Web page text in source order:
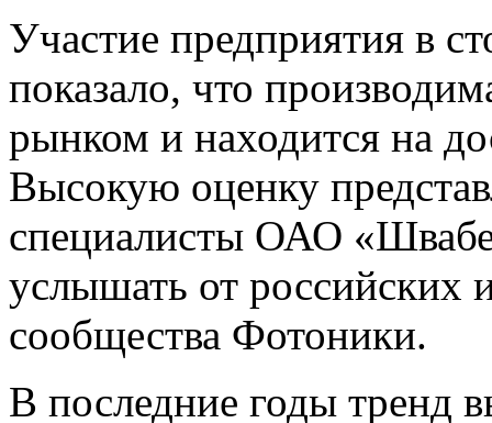
Участие предприятия в
показало, что
рынком и находится на
Высокую оценку
специалисты ОАО
услышать от российских
сообщества Фотоники.
В последние годы тренд